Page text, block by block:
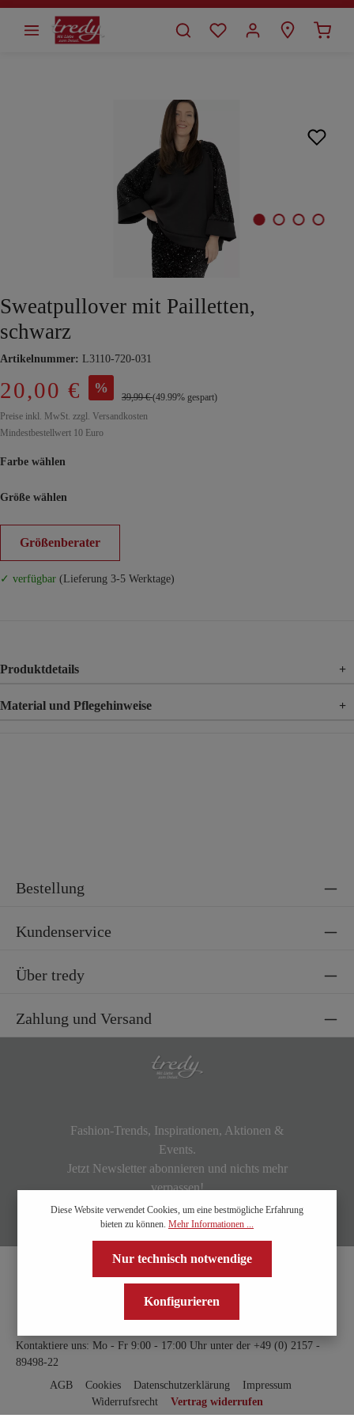
springen
Sweatpullover mit Pailletten,
schwarz
Artikelnummer: L3110-720-031
20,00 € %
39,99 €(49.99% gespart)
Preise inkl. MwSt. zzgl. Versandkosten
Mindestbestellwert 10 Euro
Farbe wählen
Größe wählen
Größenberater
✓ verfügbar (Lieferung 3-5 Werktage)
Produktdetails +
Material und Pflegehinweise +
Bestellung
Kundenservice
Über tredy
Zahlung und Versand
Fashion-Trends, Inspirationen, Aktionen &
Events.
Jetzt Newsletter abonnieren und nichts mehr
verpassen!
Kontaktiere uns: Mo - Fr 9:00 - 17:00 Uhr unter der +49 (0) 2157 -
89498-22
AGB
Cookies Datenschutzerklärung
Impressum
Widerrufsrecht
Vertrag widerrufen
Diese Website verwendet Cookies, um eine bestmögliche Erfahrung
bieten zu können. Mehr Informationen ...
Nur technisch notwendige
Konfigurieren